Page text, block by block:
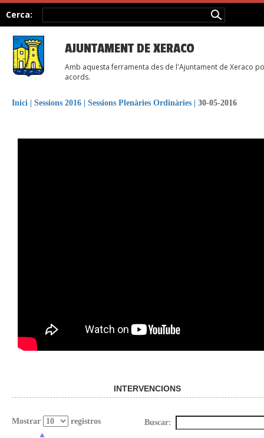
Cerca:
AJUNTAMENT DE XERACO
Amb aquesta ferramenta des de l'Ajuntament de Xeraco
acords.
Inici Sessions 2016 Sessions Plenàries Ordinàries 30-05-2016
INTERVENCIONS
Mostrar registros Buscar: